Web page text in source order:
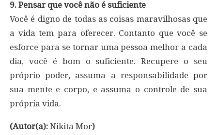
9. Pensar que você não é suficiente
Você é digno de todas as coisas maravilhosas que
a vida tem para oferecer. Contanto que você se
esforce para se tornar uma pessoa melhor a cada
dia, você é bom o suficiente. Recupere o seu
próprio poder, assuma a responsabilidade por
sua mente e corpo, e assuma o controle de sua
própria vida.
(Autor(a): Nikita Mor)